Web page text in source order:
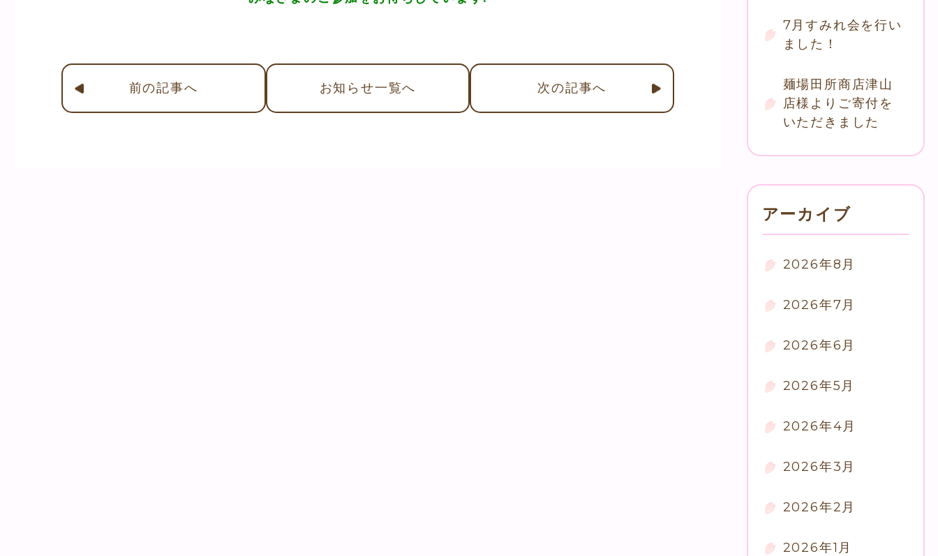
前の記事へ お知らせ一覧へ 次の記事へ
7月すみれ会を行い
ました！
麺場田所商店津山
店様よりご寄付を
いただきました
アーカイブ
2026年8月
2026年7月
2026年6月
2026年5月
2026年4月
2026年3月
2026年2月
2026年1月